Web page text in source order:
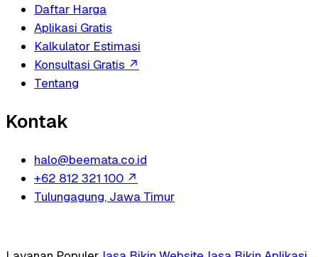
Daftar Harga
Aplikasi Gratis
Kalkulator Estimasi
Konsultasi Gratis ↗
Tentang
Kontak
halo@beemata.co.id
+62 812 321 100 ↗
Tulungagung, Jawa Timur